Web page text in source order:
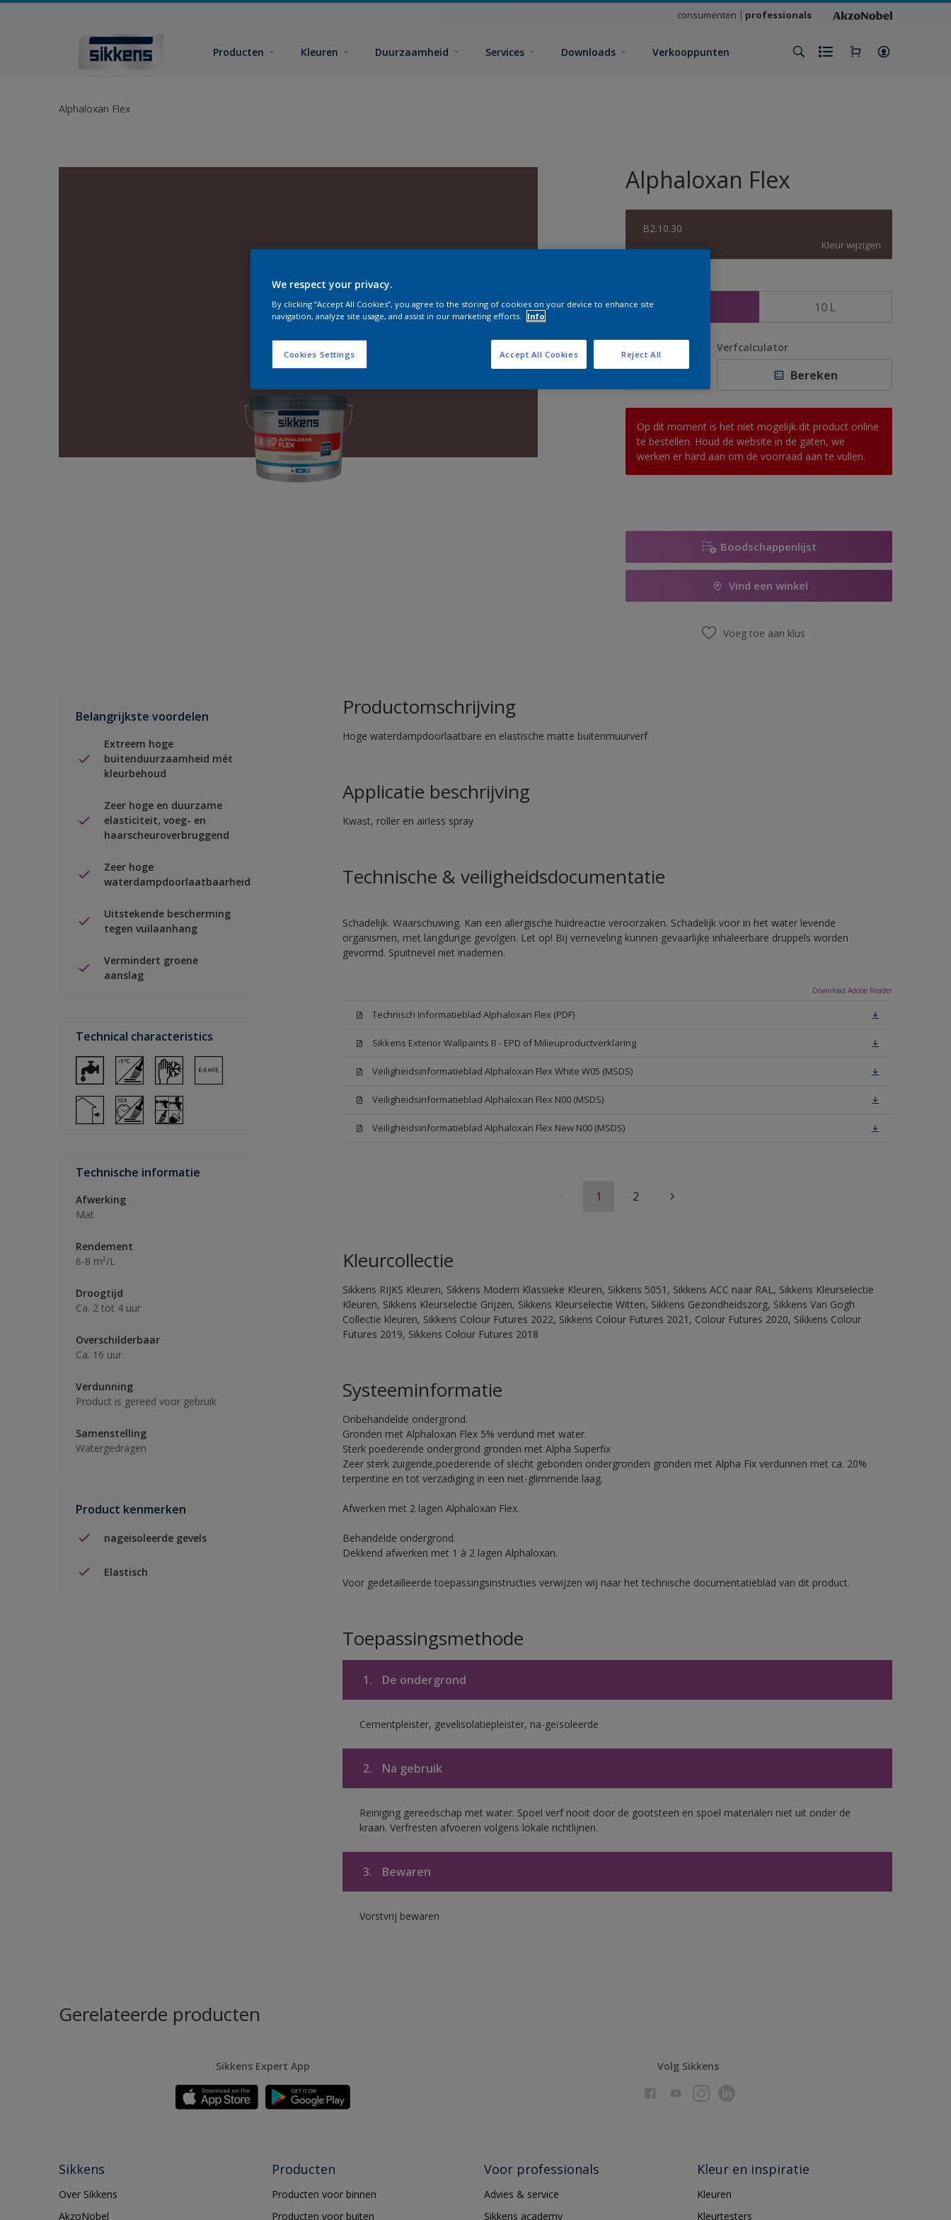
consumenten professionals
Producten Kleuren Duurzaamheid Services Downloads Verkooppunten
Alphaloxan Flex
Alphaloxan Flex
B2.10.30
Kleur wijzigen
10 L
Verfcalculator
Bereken
Op dit moment is het niet mogelijk dit product online
te bestellen. Houd de website in de gaten, we
werken er hard aan om de voorraad aan te vullen.
Boodschappenlijst
Vind een winkel
Voeg toe aan klus
Belangrijkste voordelen
Extreem hoge
buitenduurzaamheid mét
kleurbehoud
Zeer hoge en duurzame
elasticiteit, voeg- en
haarscheuroverbruggend
Zeer hoge
waterdampdoorlaatbaarheid
Uitstekende bescherming
tegen vuilaanhang
Vermindert groene
aanslag
Technical characteristics
Technische informatie
Afwerking
Mat
Rendement
6-8 m²/L
Droogtijd
Ca. 2 tot 4 uur
Overschilderbaar
Ca. 16 uur
Verdunning
Product is gereed voor gebruik
Samenstelling
Watergedragen
Product kenmerken
nageisoleerde gevels
Elastisch
Productomschrijving
Hoge waterdampdoorlaatbare en elastische matte buitenmuurverf
Applicatie beschrijving
Kwast, roller en airless spray
Technische & veiligheidsdocumentatie
Schadelijk. Waarschuwing. Kan een allergische huidreactie veroorzaken. Schadelijk voor in het water levende
organismen, met langdurige gevolgen. Let op! Bij verneveling kunnen gevaarlijke inhaleerbare druppels worden
gevormd. Spuitnevel niet inademen.
Download Adobe Reader
Technisch Informatieblad Alphaloxan Flex (PDF)
Sikkens Exterior Wallpaints B - EPD of Milieuproductverklaring
Veiligheidsinformatieblad Alphaloxan Flex White W05 (MSDS)
Veiligheidsinformatieblad Alphaloxan Flex N00 (MSDS)
Veiligheidsinformatieblad Alphaloxan Flex New N00 (MSDS)
1 2
Kleurcollectie
Sikkens RIJKS Kleuren, Sikkens Modern Klassieke Kleuren, Sikkens 5051, Sikkens ACC naar RAL, Sikkens Kleurselectie
Kleuren, Sikkens Kleurselectie Grijzen, Sikkens Kleurselectie Witten, Sikkens Gezondheidszorg, Sikkens Van Gogh
Collectie kleuren, Sikkens Colour Futures 2022, Sikkens Colour Futures 2021, Colour Futures 2020, Sikkens Colour
Futures 2019, Sikkens Colour Futures 2018
Systeeminformatie
Onbehandelde ondergrond.
Gronden met Alphaloxan Flex 5% verdund met water.
Sterk poederende ondergrond gronden met Alpha Superfix
Zeer sterk zuigende,poederende of slecht gebonden ondergronden gronden met Alpha Fix verdunnen met ca. 20%
terpentine en tot verzadiging in een niet-glimmende laag.
Afwerken met 2 lagen Alphaloxan Flex.
Behandelde ondergrond.
Dekkend afwerken met 1 à 2 lagen Alphaloxan.
Voor gedetailleerde toepassingsinstructies verwijzen wij naar het technische documentatieblad van dit product.
Toepassingsmethode
1. De ondergrond
Cementpleister, gevelisolatiepleister, na-geïsoleerde
2. Na gebruik
Reiniging gereedschap met water. Spoel verf nooit door de gootsteen en spoel materialen niet uit onder de
kraan. Verfresten afvoeren volgens lokale richtlijnen.
3. Bewaren
Vorstvrij bewaren
Gerelateerde producten
Sikkens Expert App Volg Sikkens
Sikkens
Over Sikkens
AkzoNobel
Producten
Producten voor binnen
Producten voor buiten
Voor professionals
Advies & service
Sikkens academy
Kleur en inspiratie
Kleuren
Kleurtesters
We respect your privacy.
By clicking “Accept All Cookies”, you agree to the storing of cookies on your device to enhance site
navigation, analyze site usage, and assist in our marketing efforts.
Info
Cookies Settings Reject All
Accept All Cookies